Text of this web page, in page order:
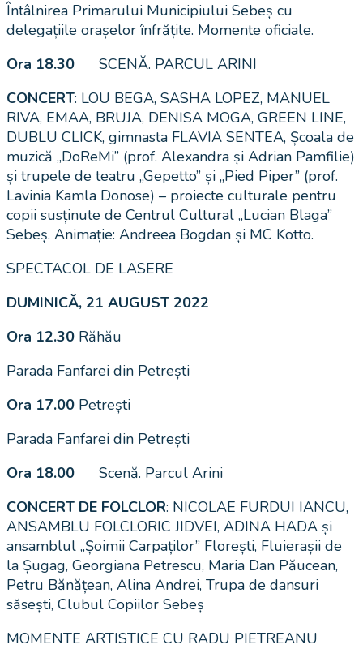
Întâlnirea Primarului Municipiului Sebeș cu
delegațiile orașelor înfrățite. Momente oficiale.
Ora 18.30
SCENĂ. PARCUL ARINI
CONCERT: LOU BEGA, SASHA LOPEZ, MANUEL
RIVA, EMAA, BRUJA, DENISA MOGA, GREEN LINE,
DUBLU CLICK, gimnasta FLAVIA SENTEA, Școala de
muzică „DoReMi” (prof. Alexandra și Adrian Pamfilie)
și trupele de teatru „Gepetto” și „Pied Piper” (prof.
Lavinia Kamla Donose) – proiecte culturale pentru
copii susținute de Centrul Cultural „Lucian Blaga”
Sebeș. Animație: Andreea Bogdan și MC Kotto.
SPECTACOL DE LASERE
DUMINICĂ, 21 AUGUST 2022
Ora 12.30 Răhău
Parada Fanfarei din Petrești
Ora 17.00 Petrești
Parada Fanfarei din Petrești
Ora 18.00
Scenă. Parcul Arini
CONCERT DE FOLCLOR: NICOLAE FURDUI IANCU,
ANSAMBLU FOLCLORIC JIDVEI, ADINA HADA și
ansamblul „Șoimii Carpaților” Florești, Fluierașii de
la Șugag, Georgiana Petrescu, Maria Dan Păucean,
Petru Bănățean, Alina Andrei, Trupa de dansuri
săsești, Clubul Copiilor Sebeș
MOMENTE ARTISTICE CU RADU PIETREANU